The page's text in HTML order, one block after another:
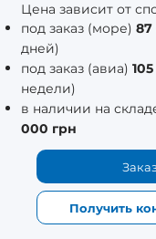
Цена зависит от
под заказ (море) 87
дней)
под заказ (авиа)
недели)
в наличии на
000 грн
Получить